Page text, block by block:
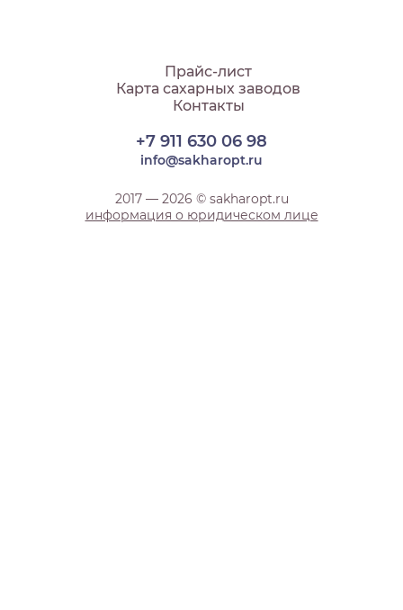
2017 — 2026 © sakharopt.ru
информация о юридическом лице
Прайс-лист
Карта сахарных заводов
Контакты
+7 911 630 06 98
info@sakharopt.ru